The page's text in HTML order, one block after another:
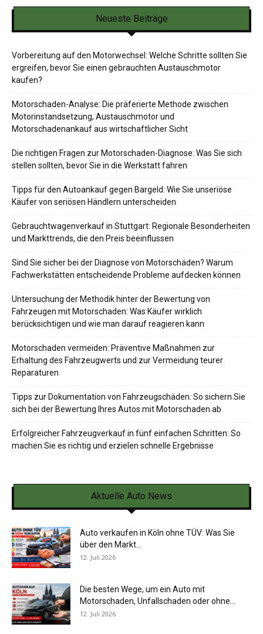
Neueste Beiträge
Vorbereitung auf den Motorwechsel: Welche Schritte sollten Sie
ergreifen, bevor Sie einen gebrauchten Austauschmotor
kaufen?
Motorschaden-Analyse: Die präferierte Methode zwischen
Motorinstandsetzung, Austauschmotor und
Motorschadenankauf aus wirtschaftlicher Sicht
Die richtigen Fragen zur Motorschaden-Diagnose: Was Sie sich
stellen sollten, bevor Sie in die Werkstatt fahren
Tipps für den Autoankauf gegen Bargeld: Wie Sie unseriöse
Käufer von seriösen Händlern unterscheiden
Gebrauchtwagenverkauf in Stuttgart: Regionale Besonderheiten
und Markttrends, die den Preis beeinflussen
Sind Sie sicher bei der Diagnose von Motorschäden? Warum
Fachwerkstätten entscheidende Probleme aufdecken können
Untersuchung der Methodik hinter der Bewertung von
Fahrzeugen mit Motorschaden: Was Käufer wirklich
berücksichtigen und wie man darauf reagieren kann
Motorschaden vermeiden: Präventive Maßnahmen zur
Erhaltung des Fahrzeugwerts und zur Vermeidung teurer
Reparaturen
Tipps zur Dokumentation von Fahrzeugschäden: So sichern Sie
sich bei der Bewertung Ihres Autos mit Motorschaden ab
Erfolgreicher Fahrzeugverkauf in fünf einfachen Schritten: So
machen Sie es richtig und erzielen schnelle Ergebnisse
Aktuelle Auto News
Auto verkaufen in Köln ohne TÜV: Was Sie
über den Markt...
12. Juli 2026
Die besten Wege, um ein Auto mit
Motorschaden, Unfallschaden oder ohne...
12. Juli 2026